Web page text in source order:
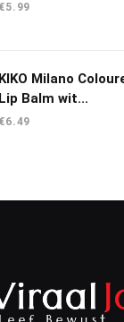
€5.99
KIKO Milano
Lip Balm wit...
€6.49